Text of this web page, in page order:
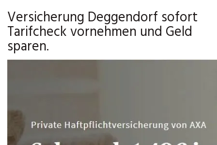
Versicherung Deggendorf sofort
Tarifcheck vornehmen und Geld
sparen.